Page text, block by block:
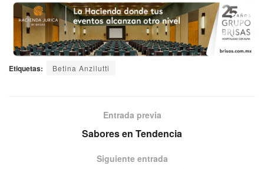
Etiquetas: Betina Anzilutti
Entrada previa
Sabores en Tendencia
Siguiente entrada